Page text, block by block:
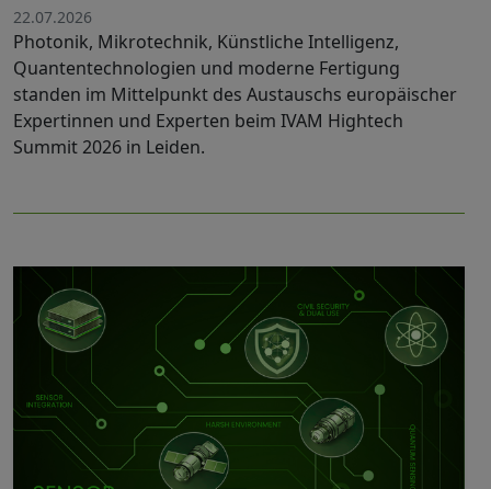
22.07.2026
Photonik, Mikrotechnik, Künstliche Intelligenz,
Quantentechnologien und moderne Fertigung
standen im Mittelpunkt des Austauschs europäischer
Expertinnen und Experten beim IVAM Hightech
Summit 2026 in Leiden.